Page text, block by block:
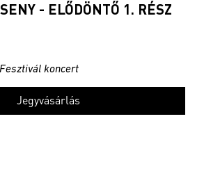
- ELŐDÖNTŐ 1. RÉSZ
Fesztivál koncert
Jegyvásárlás